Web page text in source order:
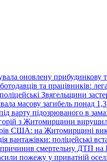
оновлену прибудинкову
та працівників:
Звягельщини
масову загибель понад
варту підозрюваного в
з Житомирщини
США: на Житомирщині
поліцейські
смертельну ДТП на
пожежу у приватній